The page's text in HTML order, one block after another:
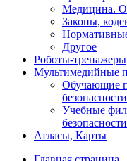
Медицина.
Законы,
Другое
Роботы-тренажеры
Мультимедийные
Обучающие
безопасности
Учебные
безопасности
Атласы, Карты